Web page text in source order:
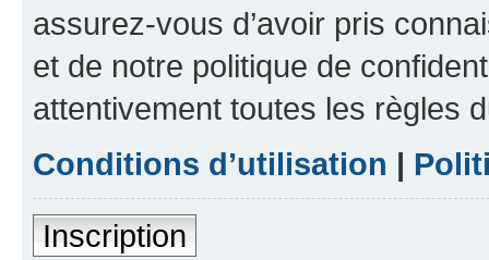
assurez-vous d’avoir pris
et de notre politique de
attentivement toutes les règles
Conditions d’utilisation |
Inscription